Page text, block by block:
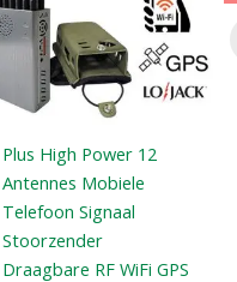
Plus High Power 12
Antennes Mobiele
Telefoon Signaal
Stoorzender
Draagbare RF WiFi GPS